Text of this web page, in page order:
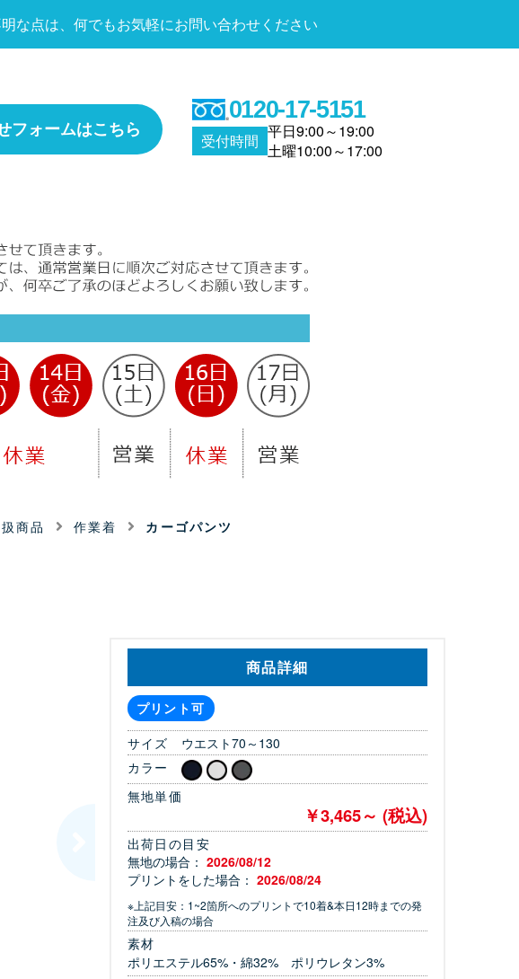
な点は、何でもお気軽にお問い合わせください
フォームはこちら
0120-17-5151
受付時間 平日9:00～19:00
土曜10:00～17:00
商品 作業着 カーゴパンツ
商品詳細
プリント可
サイズ
ウエスト70～130
カラー
無地単価
￥3,465～ (税込)
出荷日の目安
無地の場合： 2026/08/12
プリントをした場合： 2026/08/24
※上記目安：1~2箇所へのプリントで10着&本日12時までの発
注及び入稿の場合
素材
ポリエステル65%・綿32% ポリウレタン3%